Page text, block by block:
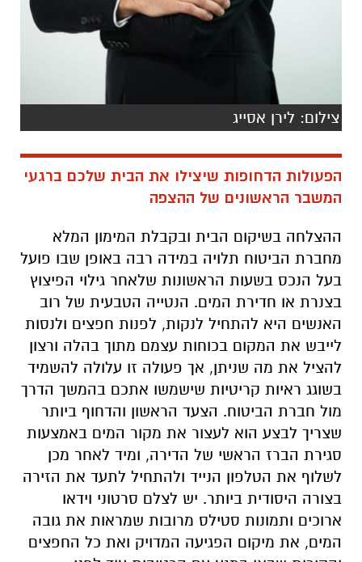
צילום: לירן אסייג
הפעולות הדחופות שיצילו את הבית שלכם ברגעי
המשבר הראשונים של ההצפה
ההצלחה בשיקום הבית ובקבלת המימון המלא
מחברת הביטוח תלויה במידה רבה באופן שבו פועל
בעל הנכס בשעות הראשונות שלאחר גילוי הפיצוץ
בצנרת או חדירת המים. הנטייה הטבעית של רוב
האנשים היא להתחיל לנקות, לפנות חפצים ולנסות
לייבש את המקום בכוחות עצמם מתוך בהלה ורצון
להציל את מה שניתן, אך פעולה זו עלולה להשמיד
בשוגג ראיות קריטיות שישמשו אתכם בהמשך הדרך
מול חברת הביטוח. הצעד הראשון והדחוף ביותר
שצריך לבצע הוא לעצור את מקור המים באמצעות
סגירת הברז הראשי של הדירה, ומיד לאחר מכן
לשלוף את הטלפון הנייד ולהתחיל לתעד את הזירה
בצורה היסודית ביותר. יש לצלם סרטוני וידאו
ארוכים ותמונות סטילס מרובות שמראות את גובה
המים, את מיקום הפגיעה המדויק ואת כל החפצים